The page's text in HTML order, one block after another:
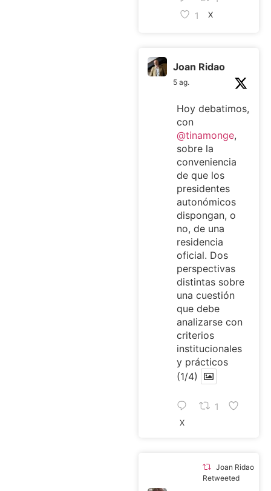
1
X
Joan Ridao
5 ag.
Hoy debatimos,
con
@tinamonge,
sobre la
conveniencia
de que los
presidentes
autonómicos
dispongan, o
no, de una
residencia
oficial. Dos
perspectivas
distintas sobre
una cuestión
que debe
analizarse con
criterios
institucionales
y prácticos
(1/4)
1
X
Joan Ridao
Retweeted